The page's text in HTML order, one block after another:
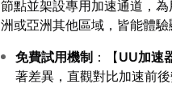
節點並架設專用加速通道，
洲或亞洲其他區域，皆能體
免費試用機制 ：【UU加速
著差異，直觀對比加速前